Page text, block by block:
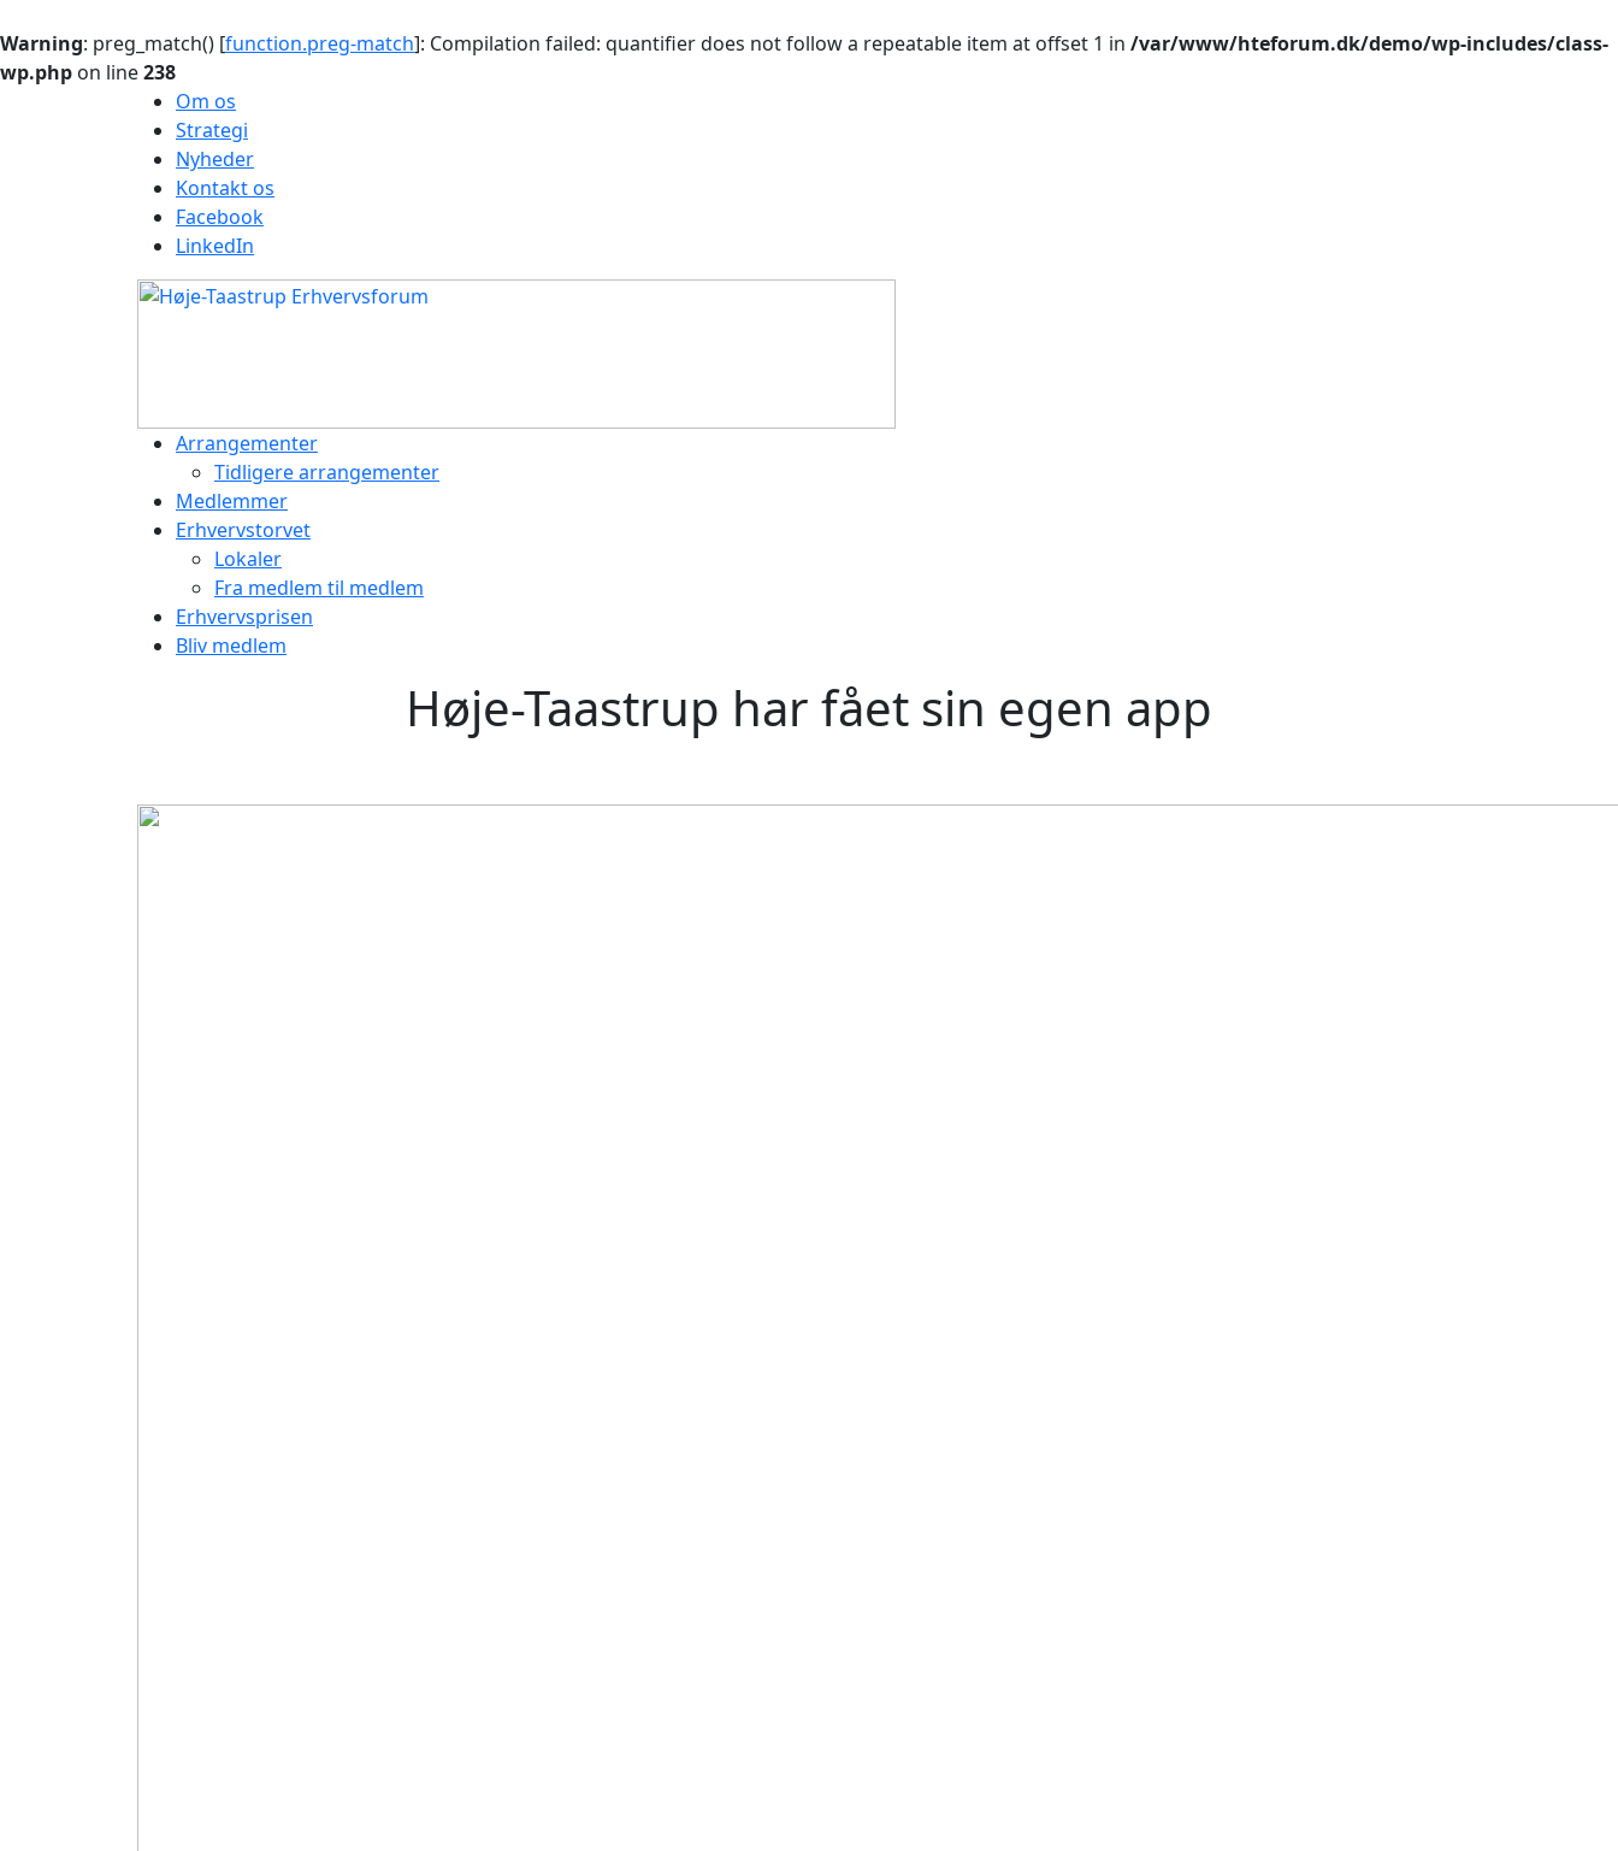
Warning: preg_match() [function.preg-match]: Compilation failed: quantifier does not follow a repeatable item at offset 1 in /var/www/hteforum.dk/demo/wp-includes/class-
wp.php on line238
Om os
Strategi
Nyheder
Kontakt os
Facebook
LinkedIn
Arrangementer
Tidligere arrangementer
Medlemmer
Erhvervstorvet
Lokaler
Fra medlem til medlem
Erhvervsprisen
Bliv medlem
Høje-Taastrup har fået sin egen app